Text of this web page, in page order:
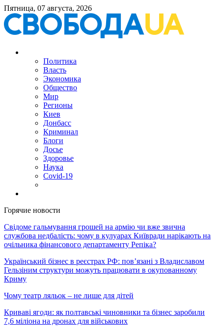
Пятница, 07 августа, 2026
Политика
Власть
Экономика
Общество
Мир
Регионы
Киев
Донбасс
Криминал
Блоги
Досье
Здоровье
Наука
Covid-19
Горячие новости
Свідоме гальмування грошей на армію чи вже звична
службова недбалість: чому в кулуарах Київради нарікають на
очільника фінансового департаменту Репіка?
Український бізнес в реєстрах РФ: пов’язані з Владиславом
Гельзіним структури можуть працювати в окупованному
Криму
Чому театр ляльок – не лише для дітей
Криваві ягоди: як полтавські чиновники та бізнес заробили
7,6 міліона на дронах для військових